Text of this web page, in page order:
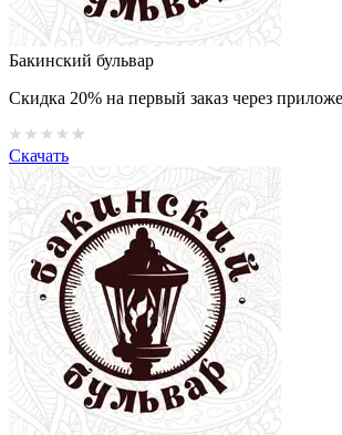
Бакинский бульвар
Скидка 20% на первый заказ через
Скачать